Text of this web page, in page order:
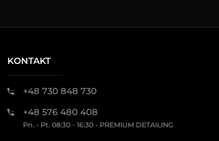
KONTAKT
+48 730 848 730
+48 576 480 408
Pn. - Pt. 08:30 - 16:30 - PREMIUM DETAILING